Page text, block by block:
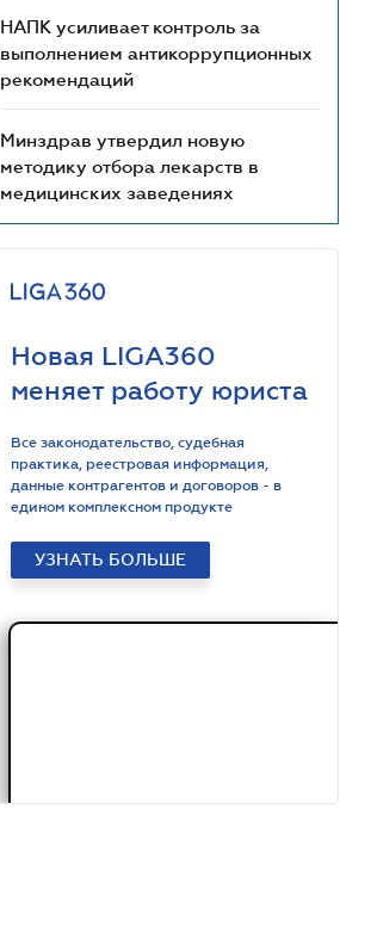
НАПК усиливает контроль за
выполнением антикоррупционных
рекомендаций
Минздрав утвердил новую
методику отбора лекарств в
медицинских заведениях
Новая LIGA360
меняет работу юриста
Все законодательство, судебная
практика, реестровая информация,
данные контрагентов и договоров - в
едином комплексном продукте
УЗНАТЬ БОЛЬШЕ